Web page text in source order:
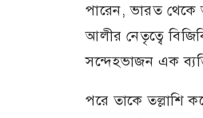
পারেন, ভারত থেকে
আলীর নেতৃত্বে
সন্দেহভাজন এক
পরে তাকে তল্লাশি